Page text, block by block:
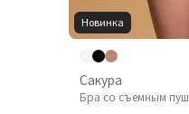
Новинка
Сакура
Бра со съемным